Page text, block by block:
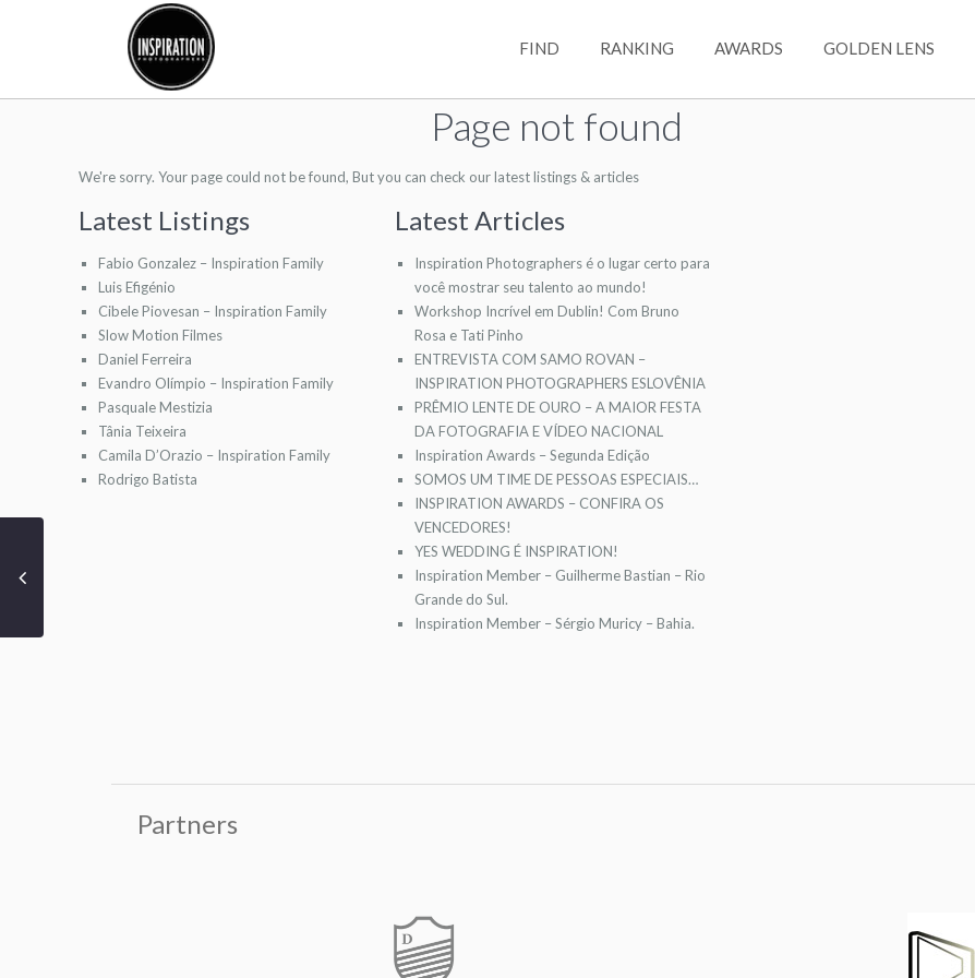
FIND RANKING AWARDS GOLDEN LENS
Page not found
We're sorry. Your page could not be found, But you can check our latest listings & articles
Latest Listings
Fabio Gonzalez – Inspiration Family
Luis Efigénio
Cibele Piovesan – Inspiration Family
Slow Motion Filmes
Daniel Ferreira
Evandro Olímpio – Inspiration Family
Pasquale Mestizia
Tânia Teixeira
Camila D’Orazio – Inspiration Family
Rodrigo Batista
Latest Articles
Inspiration Photographers é o lugar certo para
você mostrar seu talento ao mundo!
Workshop Incrível em Dublin! Com Bruno
Rosa e Tati Pinho
ENTREVISTA COM SAMO ROVAN –
INSPIRATION PHOTOGRAPHERS ESLOVÊNIA
PRÊMIO LENTE DE OURO – A MAIOR FESTA
DA FOTOGRAFIA E VÍDEO NACIONAL
Inspiration Awards – Segunda Edição
SOMOS UM TIME DE PESSOAS ESPECIAIS…
INSPIRATION AWARDS – CONFIRA OS
VENCEDORES!
YES WEDDING É INSPIRATION!
Inspiration Member – Guilherme Bastian – Rio
Grande do Sul.
Inspiration Member – Sérgio Muricy – Bahia.